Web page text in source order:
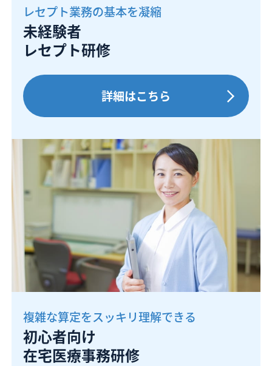
レセプト業務の基本を凝縮
未経験者
レセプト研修
詳細はこちら
複雑な算定をスッキリ理解できる
初心者向け
在宅医療事務研修